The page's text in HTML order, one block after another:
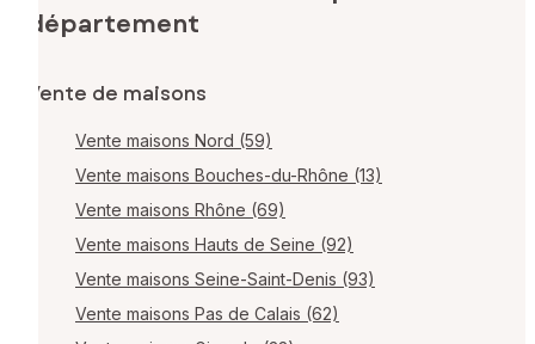
département
Vente de maisons
Vente maisons Nord (59)
Vente maisons Bouches-du-Rhône (13)
Vente maisons Rhône (69)
Vente maisons Hauts de Seine (92)
Vente maisons Seine-Saint-Denis (93)
Vente maisons Pas de Calais (62)